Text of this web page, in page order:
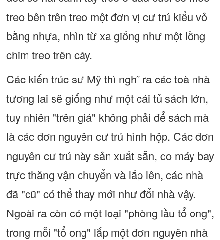
treo bên trên treo một đơn vị cư trú kiểu vỏ
bằng nhựa, nhìn từ xa giống như một lồng
chim treo trên cây.
Các kiến trúc sư Mỹ thì nghĩ ra các toà nhà
tương lai sẽ giống như một cái tủ sách lớn,
tuy nhiên "trên giá" không phải để sách mà
là các đơn nguyên cư trú hình hộp. Các đơn
nguyên cư trú này sản xuất sẵn, do máy bay
trực thăng vận chuyển và lắp lên, các nhà
đã "cũ" có thể thay mới như đổi nhà vậy.
Ngoài ra còn có một loại "phòng lầu tổ ong",
trong mỗi "tổ ong" lắp một đơn nguyên nhà